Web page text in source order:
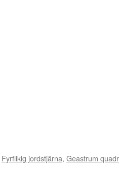
Fyrflikig jordstjärna, Geastrum